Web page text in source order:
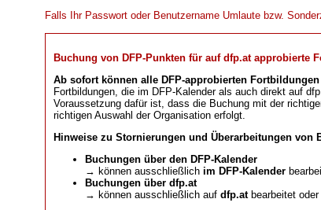
Falls Ihr Passwort oder Benutzername Umlaute bzw.
Buchung von DFP-Punkten für auf dfp.at approbierte
Ab sofort können alle DFP-approbierten
Fortbildungen, die im DFP-Kalender als auch direkt auf
Voraussetzung dafür ist, dass die Buchung mit der
richtigen Auswahl der Organisation erfolgt.
Hinweise zu Stornierungen und Überarbeitungen von
Buchungen über den DFP-Kalender
→ können ausschließlich im DFP-Kalender
Buchungen über dfp.at
→ können ausschließlich auf dfp.atbearbeitet oder